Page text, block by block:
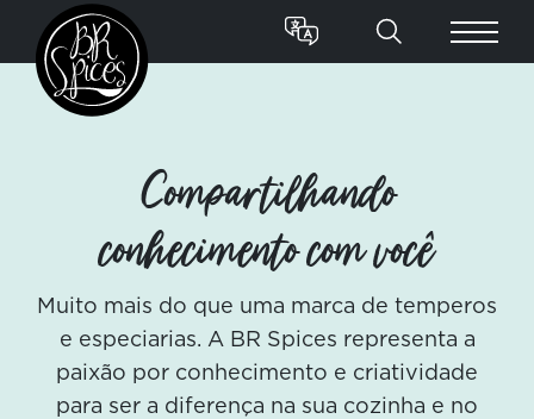
Compartilhando
conhecimento com você
Muito mais do que uma marca de temperos
e especiarias. A BR Spices representa a
paixão por conhecimento e criatividade
para ser a diferença na sua cozinha e no